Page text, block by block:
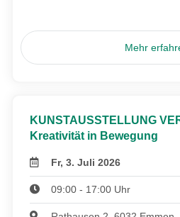
Mehr
KUNSTAUSSTELLUNG
Kreativität in Bewegung
Fr, 3. Juli 2026
09:00 - 17:00 Uhr